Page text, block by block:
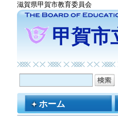
滋賀県甲賀市教育委員会
甲賀市
ホーム